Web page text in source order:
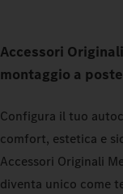
Accessori
montaggio a
Configura il tuo
comfort, estetica e
Accessori Originali
diventa unico come